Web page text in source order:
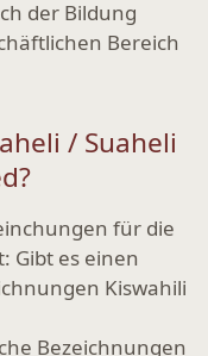
der Bildung
Bereich
/ Suaheli
für die
Gibt es einen
Kiswahili
Bezeichnungen